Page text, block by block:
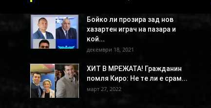
Бойко ли прозира зад нов
хазартен играч на пазара и
кой...
декември 18, 2021
ХИТ В МРЕЖАТА! Гражданин
помля Киро: Не те ли е срам...
март 27, 2022